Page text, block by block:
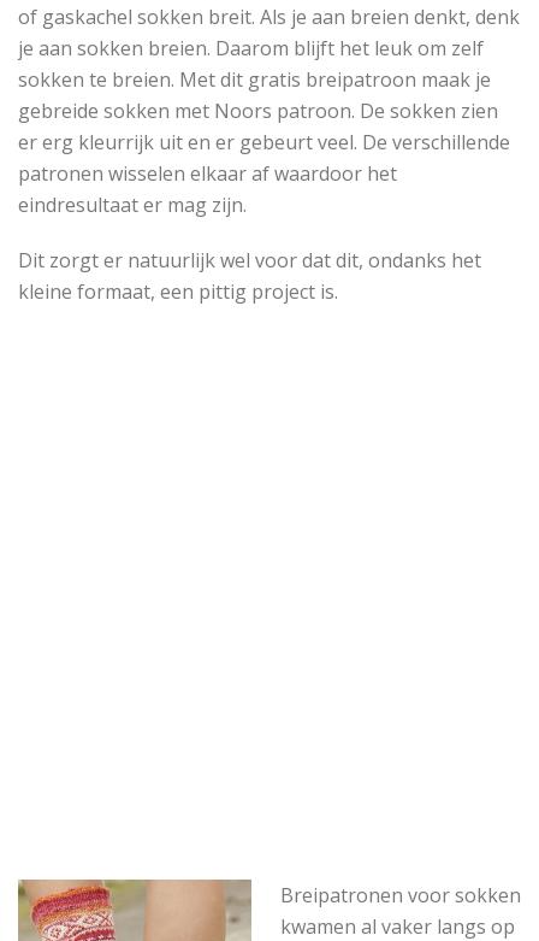
of gaskachel sokken breit. Als je aan breien denkt, denk
je aan sokken breien. Daarom blijft het leuk om zelf
sokken te breien. Met dit gratis breipatroon maak je
gebreide sokken met Noors patroon. De sokken zien
er erg kleurrijk uit en er gebeurt veel. De verschillende
patronen wisselen elkaar af waardoor het
eindresultaat er mag zijn.
Dit zorgt er natuurlijk wel voor dat dit, ondanks het
kleine formaat, een pittig project is.
Breipatronen voor sokken
kwamen al vaker langs op